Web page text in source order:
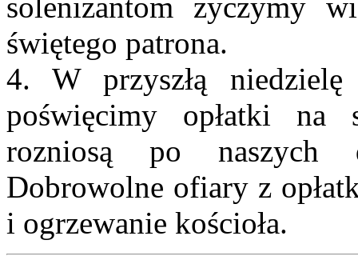
solenizantom życzymy
świętego patrona.
4. W przyszłą
poświęcimy opłatki na
rozniosą po naszych
Dobrowolne ofiary z
i ogrzewanie kościoła.